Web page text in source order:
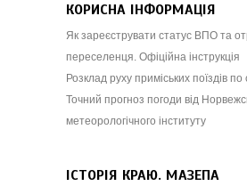
КОРИСНА ІНФОРМАЦІЯ
Як зареєструвати статус ВПО та
переселенця. Офіційна інструкція
Розклад руху приміських поїздів по
Точний прогноз погоди від
метеорологічного інституту
ІСТОРІЯ КРАЮ. МАЗЕПА